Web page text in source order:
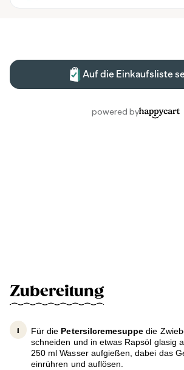
Zubereitung
Für die Petersilcremesuppe die
schneiden und in etwas Rapsöl glasig
250 ml Wasser aufgießen, dabei das
einrühren und auflösen.